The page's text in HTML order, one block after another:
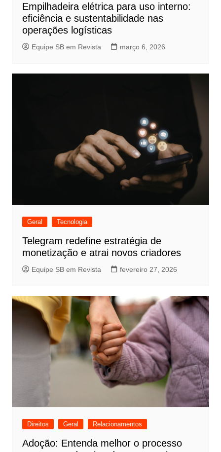
Empilhadeira elétrica para uso interno:
eficiência e sustentabilidade nas
operações logísticas
Equipe SB em Revista março 6, 2026
Geral Tecnologia
Telegram redefine estratégia de
monetização e atrai novos criadores
Equipe SB em Revista fevereiro 27, 2026
Direitos Geral Relacionamentos
Adoção: Entenda melhor o processo